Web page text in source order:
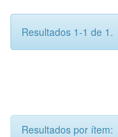
Resultados 1-1 de 1.
Resultados por ítem: